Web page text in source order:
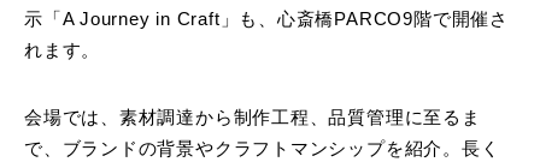
示「A Journey in Craft」も、心斎橋PARCO9階で開催さ
れます。
会場では、素材調達から制作工程、品質管理に至るま
で、ブランドの背景やクラフトマンシップを紹介。長く